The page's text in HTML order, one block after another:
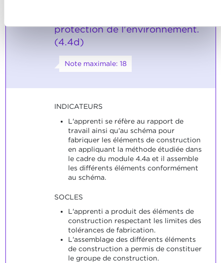
protection de l'environnement.
(4.4d)
Note maximale: 18
INDICATEURS
L'apprenti se réfère au rapport de
travail ainsi qu'au schéma pour
fabriquer les éléments de construction
en appliquant la méthode étudiée dans
le cadre du module 4.4a et il assemble
les différents éléments conformément
au schéma.
SOCLES
L'apprenti a produit des éléments de
construction respectant les limites des
tolérances de fabrication.
L'assemblage des différents éléments
de construction a permis de constituer
le groupe de construction.